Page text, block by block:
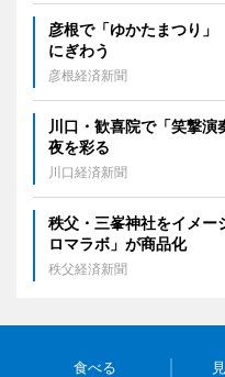
彦根で「ゆかたまつり
にぎわう
彦根経済新聞
川口・歓喜院で「笑撃
夜を彩る
川口経済新聞
秩父・三峯神社をイメ
ロマラボ」が商品化
秩父経済新聞
食べる